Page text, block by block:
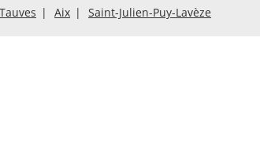
Tauves Aix Saint-Julien-Puy-Lavèze